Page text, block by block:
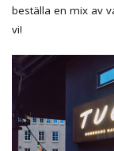
beställa en mix av
vi!